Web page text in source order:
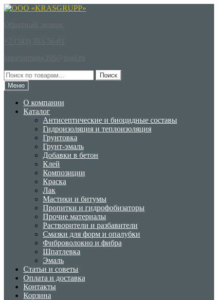
Перейти
навигации
Перейти
содержимому
Обратный звонок
+7 (343) 383-56-61
krascompany196@mail.ru
Искать:
Поиск
Меню
О компании
Каталог
Антисептические и биоцидные составы
Гидроизоляция и теплоизоляция
Грунтовка
Грунт-эмаль
Добавки в бетон
Клей
Композиции
Краска
Лак
Мастики и битумы
Пропитки и гидрофобизаторы
Прочие материалы
Растворители и разбавители
Смазки для форм и опалубки
Фиброволокно и фибра
Шпатлевка
Эмаль
Статьи и советы
Оплата и доставка
Контакты
Корзина